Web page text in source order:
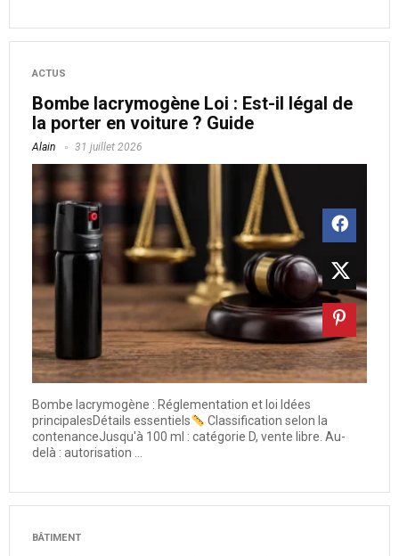
ACTUS
Bombe lacrymogène Loi : Est-il légal de
la porter en voiture ? Guide
Alain 31 juillet 2026
Bombe lacrymogène : Réglementation et loi Idées
principalesDétails essentiels
Classification selon la
contenanceJusqu'à 100 ml : catégorie D, vente libre. Au-
delà : autorisation ...
BÂTIMENT